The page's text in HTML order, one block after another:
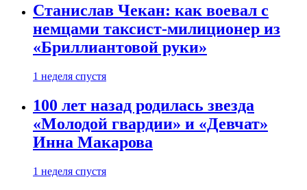
Станислав Чекан: как воевал с
немцами таксист-милиционер из
«Бриллиантовой руки»
1 неделя спустя
100 лет назад родилась звезда
«Молодой гвардии» и «Девчат»
Инна Макарова
1 неделя спустя